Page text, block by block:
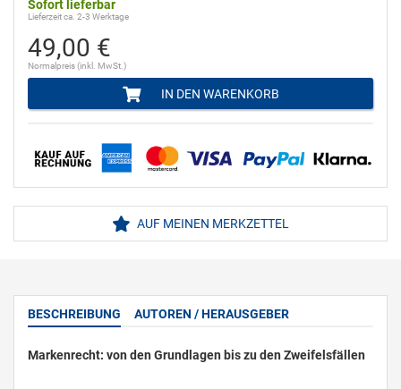
Sofort lieferbar
Lieferzeit ca. 2-3 Werktage
49,00 €
Normalpreis (inkl. MwSt.)
IN DEN WARENKORB
AUF MEINEN MERKZETTEL
BESCHREIBUNG AUTOREN / HERAUSGEBER
Markenrecht: von den Grundlagen bis zu den Zweifelsfällen